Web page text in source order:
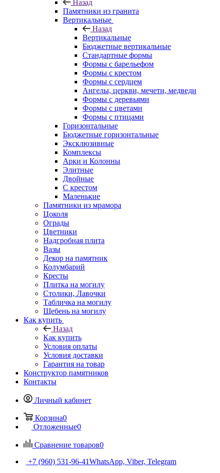
Назад
Памятники из гранита
Вертикальные
Назад
Вертикальные
Бюджетные вертикальные
Стандартные формы
Формы с барельефом
Формы с крестом
Формы с сердцем
Ангелы, церкви, мечети, медведи
Формы с деревьями
Формы с цветами
Формы с птицами
Горизонтальные
Бюджетные горизонтальные
Эксклюзивные
Комплексы
Арки и Колонны
Элитные
Двойные
С крестом
Маленькие
Памятники из мрамора
Цоколя
Ограды
Цветники
Надгробная плита
Вазы
Декор на памятник
Колумбарий
Кресты
Плитка на могилу
Столики, Лавочки
Табличка на могилу
Щебень на могилу
Как купить
Назад
Как купить
Условия оплаты
Условия доставки
Гарантия на товар
Конструктор памятников
Контакты
Личный кабинет
Корзина0
Отложенные0
Сравнение товаров0
+7 (960) 531-96-41WhatsApp, Viber, Telegram